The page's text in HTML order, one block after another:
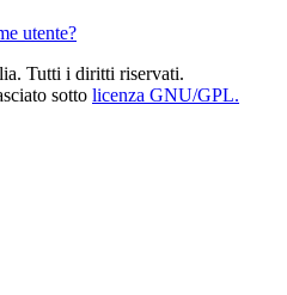
utente?
Tutti i diritti riservati.
sotto licenza GNU/GPL.